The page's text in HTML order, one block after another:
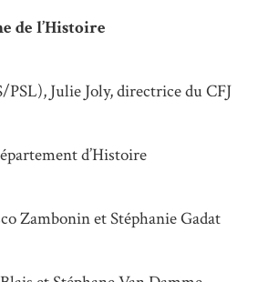
de l’Histoire
Julie Joly, directrice du CFJ
d’Histoire
Zambonin et Stéphanie Gadat